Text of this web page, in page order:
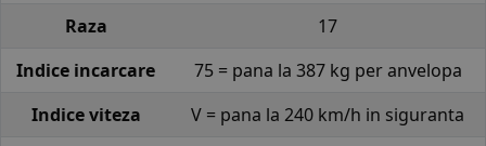
Raza
17
Indice incarcare
75 = pana la 387 kg per anvelopa
Indice viteza
V = pana la 240 km/h in siguranta